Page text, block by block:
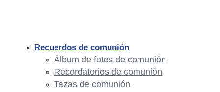
Recuerdos de comunión
Álbum de fotos de comunión
Recordatorios de comunión
Tazas de comunión